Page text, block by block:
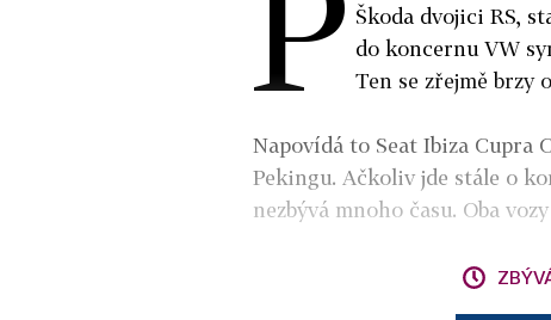
Škoda dvojici RS,
do koncernu VW
Ten se zřejmě brzy
Napovídá to Seat Ibiza Cupra
Pekingu. Ačkoliv jde stále o
nezbývá mnoho času. Oba